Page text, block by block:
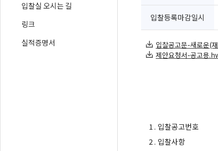
입찰실 오시는 길
링크
실적증명서
입찰등록마감일시
입찰공고문-새로운(
제안요청서-공고용
1 . 입찰공고번호
2 . 입찰사항